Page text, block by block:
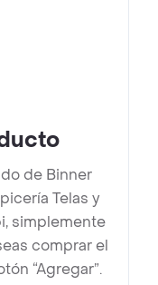
de Binner
Telas y
simplemente
comprar el
“Agregar”.